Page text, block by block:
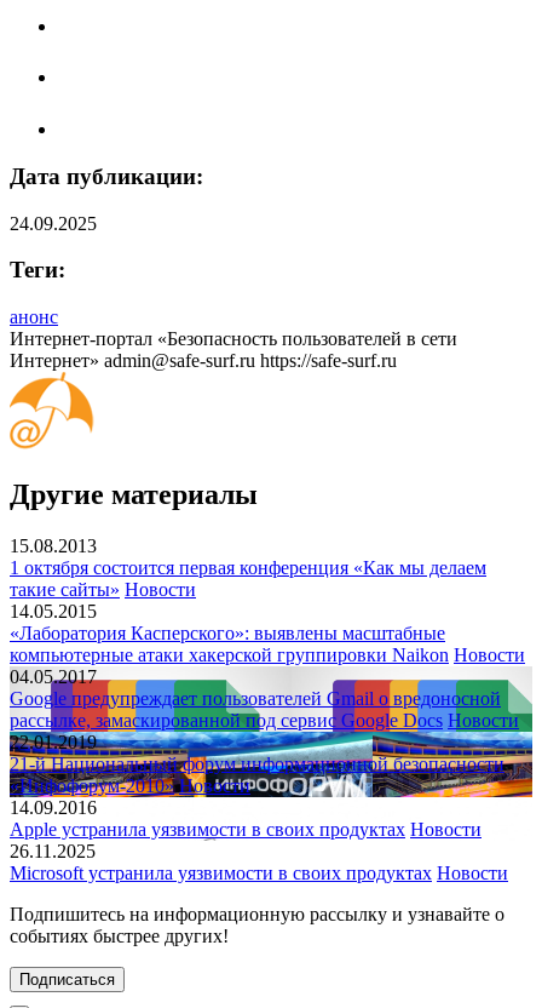
Дата публикации:
24.09.2025
Теги:
анонс
Интернет-портал «Безопасность пользователей в сети
Интернет» admin@safe-surf.ru https://safe-surf.ru
Другие материалы
15.08.2013
1 октября состоится первая конференция «Как мы делаем
такие сайты» Новости
14.05.2015
«Лаборатория Касперского»: выявлены масштабные
компьютерные атаки хакерской группировки Naikon Новости
04.05.2017
Google предупреждает пользователей Gmail о вредоносной
рассылке, замаскированной под сервис Google Docs Новости
22.01.2019
21-й Национальный форум информационной безопасности
«Инфофорум-2010» Новости
14.09.2016
Apple устранила уязвимости в своих продуктах Новости
26.11.2025
Microsoft устранила уязвимости в своих продуктах Новости
Подпишитесь на информационную рассылку и узнавайте о
событиях быстрее других!
Подписаться